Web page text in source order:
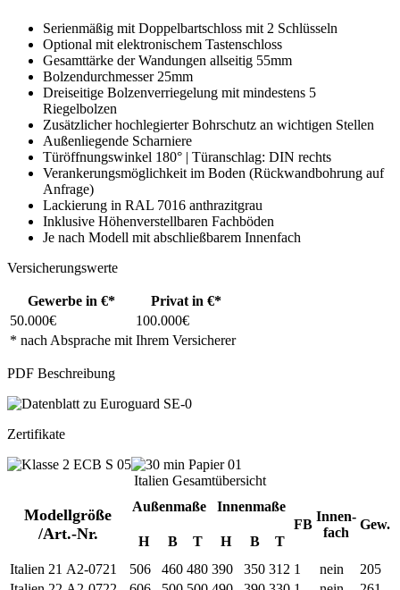
Serienmäßig mit Doppelbartschloss mit 2 Schlüsseln
Optional mit elektronischem Tastenschloss
Gesamttärke der Wandungen allseitig 55mm
Bolzendurchmesser 25mm
Dreiseitige Bolzenverriegelung mit mindestens 5
Riegelbolzen
Zusätzlicher hochlegierter Bohrschutz an wichtigen Stellen
Außenliegende Scharniere
Türöffnungswinkel 180° | Türanschlag: DIN rechts
Verankerungsmöglichkeit im Boden (Rückwandbohrung auf
Anfrage)
Lackierung in RAL 7016 anthrazitgrau
Inklusive Höhenverstellbaren Fachböden
Je nach Modell mit abschließbarem Innenfach
Versicherungswerte
Gewerbe in €* Privat in €*
* nach Absprache mit Ihrem Versicherer
50.000€ 100.000€
PDF Beschreibung
Zertifikate
Italien Gesamtübersicht
Modellgröße
/Art.-Nr.
Außenmaße
Innenmaße
FB
Innen-
fach
Gew.
H
B T H B
T
Italien 21 A2-0721 506 460 480 390 350 312 1 nein
205